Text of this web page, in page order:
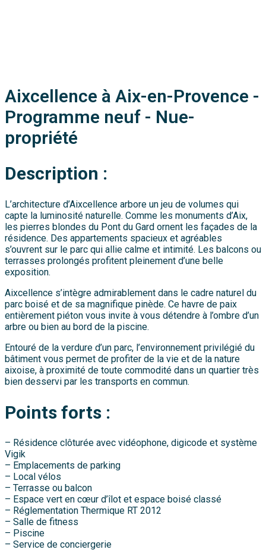
Aixcellence à Aix-en-Provence -
Programme neuf - Nue-
propriété
Description :
L’architecture d’Aixcellence arbore un jeu de volumes qui
capte la luminosité naturelle. Comme les monuments d’Aix,
les pierres blondes du Pont du Gard ornent les façades de la
résidence. Des appartements spacieux et agréables
s’ouvrent sur le parc qui allie calme et intimité. Les balcons ou
terrasses prolongés profitent pleinement d’une belle
exposition.
Aixcellence s’intègre admirablement dans le cadre naturel du
parc boisé et de sa magnifique pinède. Ce havre de paix
entièrement piéton vous invite à vous détendre à l’ombre d’un
arbre ou bien au bord de la piscine.
Entouré de la verdure d’un parc, l’environnement privilégié du
bâtiment vous permet de profiter de la vie et de la nature
aixoise, à proximité de toute commodité dans un quartier très
bien desservi par les transports en commun.
Points forts :
– Résidence clôturée avec vidéophone, digicode et système
Vigik
– Emplacements de parking
– Local vélos
– Terrasse ou balcon
– Espace vert en cœur d’îlot et espace boisé classé
– Réglementation Thermique RT 2012
– Salle de fitness
– Piscine
– Service de conciergerie